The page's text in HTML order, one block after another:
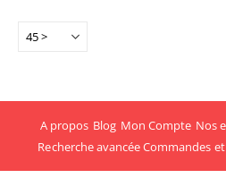
A propos Blog Mon Compte Nos
Recherche avancéeCommandes